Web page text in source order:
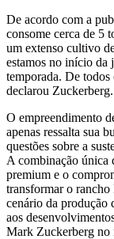
De acordo com a
consome cerca de 5
um extenso cultivo
estamos no início da
temporada. De todos
declarou Zuckerberg.
O empreendimento
apenas ressalta sua
questões sobre a
A combinação única
premium e o
transformar o
cenário da produção
aos
Mark Zuckerberg no